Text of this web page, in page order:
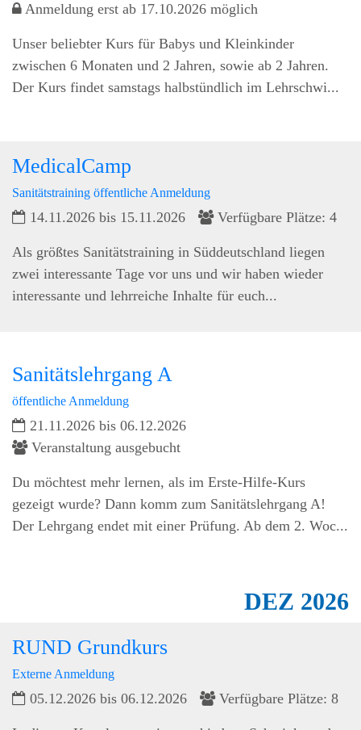
Anmeldung erst ab 17.10.2026 möglich
Unser beliebter Kurs für Babys und Kleinkinder
zwischen 6 Monaten und 2 Jahren, sowie ab 2 Jahren.
Der Kurs findet samstags halbstündlich im Lehrschwi...
MedicalCamp
Sanitätstraining öffentliche Anmeldung
14.11.2026 bis 15.11.2026 Verfügbare Plätze: 4
Als größtes Sanitätstraining in Süddeutschland liegen
zwei interessante Tage vor uns und wir haben wieder
interessante und lehrreiche Inhalte für euch...
Sanitätslehrgang A
öffentliche Anmeldung
21.11.2026 bis 06.12.2026
Veranstaltung ausgebucht
Du möchtest mehr lernen, als im Erste-Hilfe-Kurs
gezeigt wurde? Dann komm zum Sanitätslehrgang A!
Der Lehrgang endet mit einer Prüfung. Ab dem 2. Woc...
DEZ 2026
RUND Grundkurs
Externe Anmeldung
05.12.2026 bis 06.12.2026 Verfügbare Plätze: 8